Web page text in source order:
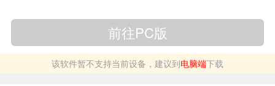
前往PC版
该软件暂不支持当前设备，建议到电脑端下载